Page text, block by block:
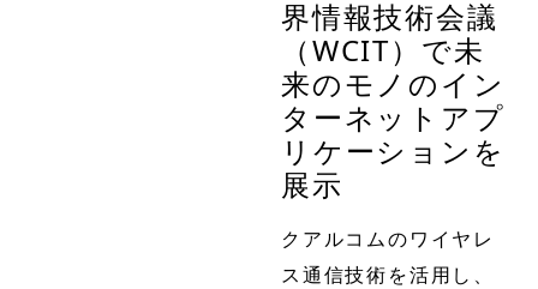
界情報技術会議
（WCIT）で未
来のモノのイン
ターネットアプ
リケーションを
展示
クアルコムのワイヤレ
ス通信技術を活用し、